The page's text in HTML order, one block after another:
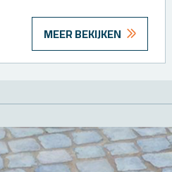
MEER BEKIJKEN